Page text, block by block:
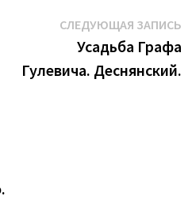
СЛЕДУЮЩАЯ ЗАПИСЬ
Усадьба Графа
Гулевича. Деснянский.